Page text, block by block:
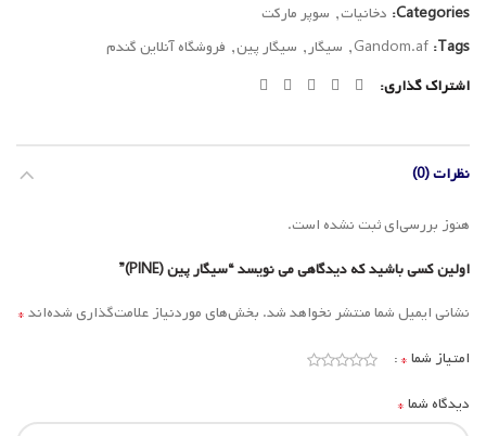
Categories: دخانیات, سوپر مارکت
Tags:
Gandom.af
, سیگار, سیگار پین, فروشگاه آنلاین گندم
اشتراک گذاری
نظرات (0)
هنوز بررسی‌ای ثبت نشده است.
اولین کسی باشید که دیدگاهی می نویسد “سیگار پین (PINE)”
نشانی ایمیل شما منتشر نخواهد شد. بخش‌های موردنیاز علامت‌گذاری شده‌اند*
امتیاز شما*
دیدگاه شما*